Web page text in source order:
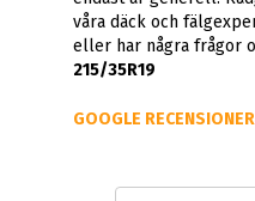
våra däck och
eller har några frågor
215/35R19
GOOGLE RECENSIONER